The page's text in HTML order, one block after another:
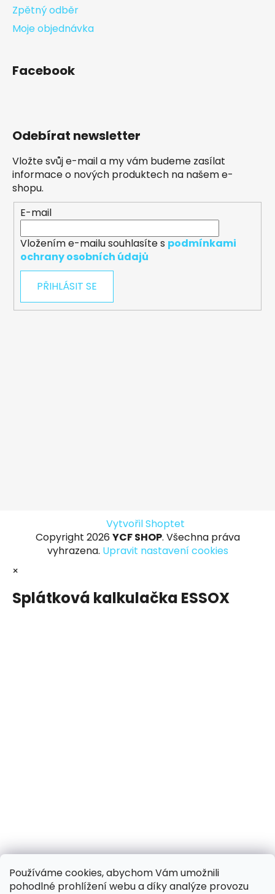
Používáme cookies, abychom Vám umožnili
pohodlné prohlížení webu a díky analýze provozu
Zpětný odběr
Moje objednávka
Facebook
Odebírat newsletter
Vložte svůj e-mail a my vám budeme zasílat
informace o nových produktech na našem e-
shopu.
E-mail
Vložením e-mailu souhlasíte s podmínkami
ochrany osobních údajů
PŘIHLÁSIT SE
Vytvořil Shoptet
Copyright 2026 YCF SHOP. Všechna práva
vyhrazena. Upravit nastavení cookies
×
Splátková kalkulačka ESSOX